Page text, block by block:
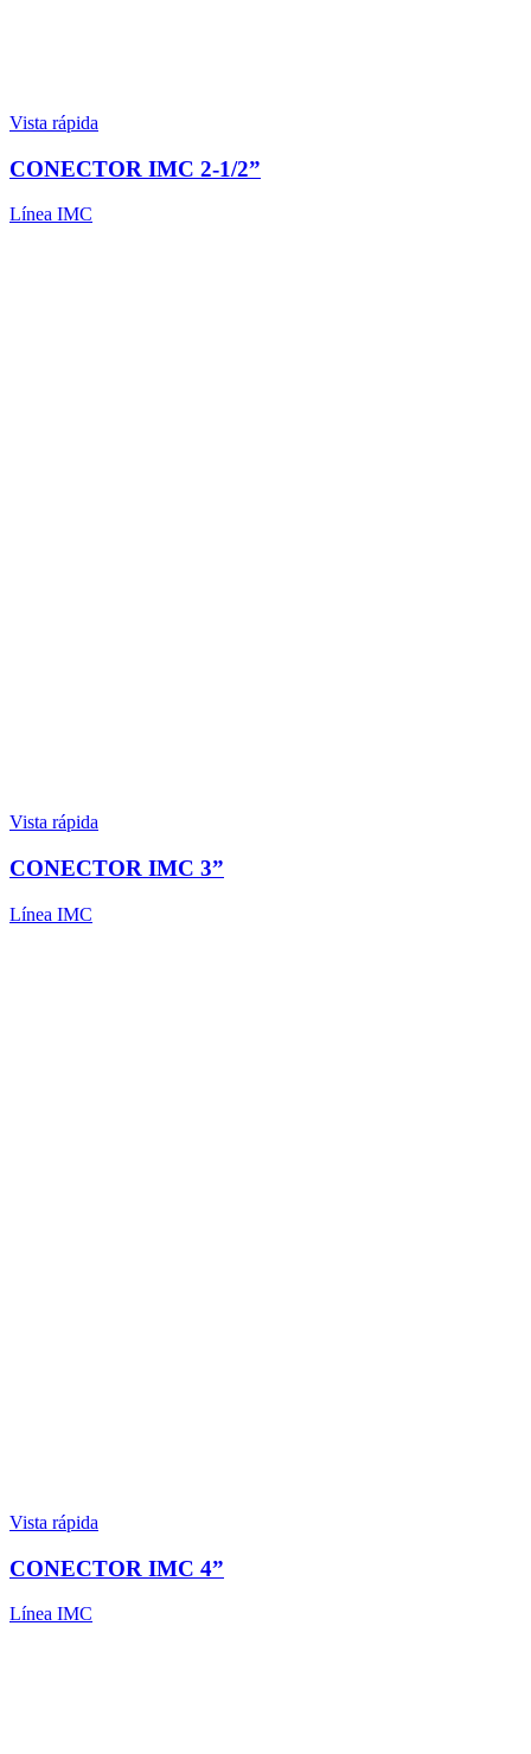
Vista rápida
CONECTOR IMC 2-1/2”
Línea IMC
Vista rápida
CONECTOR IMC 3”
Línea IMC
Vista rápida
CONECTOR IMC 4”
Línea IMC